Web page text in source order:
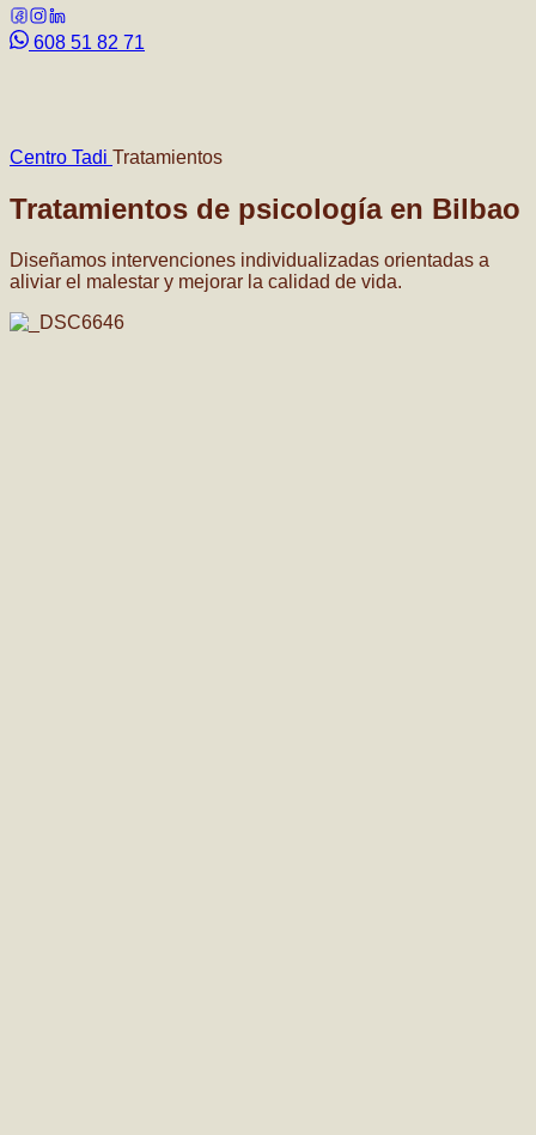
608 51 82 71
Centro Tadi Tratamientos
Tratamientos de psicología en Bilbao
Diseñamos intervenciones individualizadas orientadas a
aliviar el malestar y mejorar la calidad de vida.